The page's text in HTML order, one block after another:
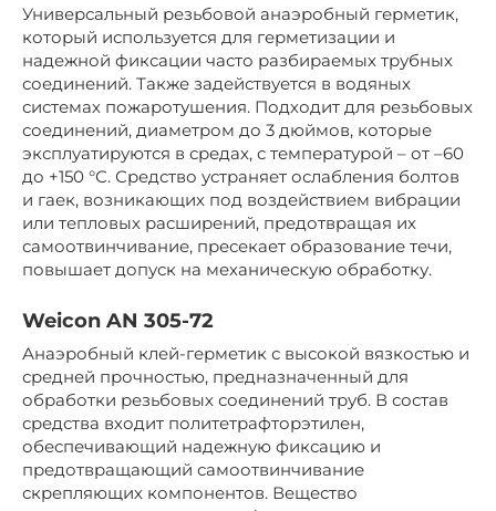
Универсальный резьбовой анаэробный герметик,
который используется для герметизации и
надежной фиксации часто разбираемых трубных
соединений. Также задействуется в водяных
системах пожаротушения. Подходит для резьбовых
соединений, диаметром до 3 дюймов, которые
эксплуатируются в средах, с температурой – от –60
до +150 °С. Средство устраняет ослабления болтов
и гаек, возникающих под воздействием вибрации
или тепловых расширений, предотвращая их
самоотвинчивание, пресекает образование течи,
повышает допуск на механическую обработку.
Weicon AN 305-72
Анаэробный клей-герметик с высокой вязкостью и
средней прочностью, предназначенный для
обработки резьбовых соединений труб. В состав
средства входит политетрафторэтилен,
обеспечивающий надежную фиксацию и
предотвращающий самоотвинчивание
скрепляющих компонентов. Вещество